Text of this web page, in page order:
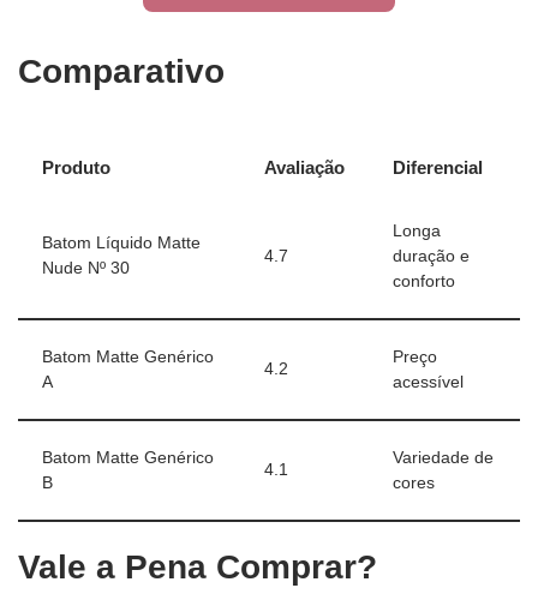
Comparativo
Produto Avaliação Diferencial
Batom Líquido Matte
Nude Nº 30
4.7
Longa
duração e
conforto
Batom Matte Genérico
A
4.2
Preço
acessível
Batom Matte Genérico
B
4.1
Variedade de
cores
Vale a Pena Comprar?